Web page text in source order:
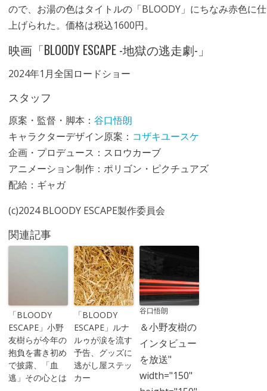
ので、お湯の色はタイトルの「BLOODY」にちなみ赤色に仕
上げられた。価格は税込1600円。
映画「BLOODY ESCAPE -地獄の逃走劇-」
2024年1月全国ロードショー
スタッフ
原案・監督・脚本： 谷口悟朗
キャラクターデザイン原案： コザキユースケ
企画・プロデュース：スロウカーブ
アニメーション制作：ポリゴン・ピクチュアズ
配給：ギャガ
(c)2024 BLOODY ESCAPE製作委員会
関連記事
「BLOODY
ESCAPE」小野
友樹らが今年の
抱負を書き初め
で披露、「血
逃」その心とは
「BLOODY
ESCAPE」ルナ
ルゥが涙を流す
予告、グッズに
逃がし屋ステッ
カー
谷口悟朗
＆小野友樹の
インタビュー
を放送"
width="150"